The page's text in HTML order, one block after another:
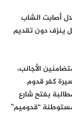
أصابت الشاب
ينزف دون تقديم
الأجانب،
كفر قدوم
بفتح شارع
مستوطنة “قدوميم”